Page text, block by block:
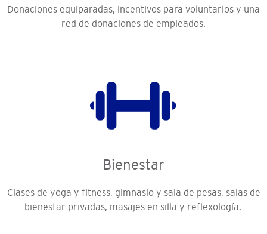
Donaciones equiparadas, incentivos para voluntarios y una
red de donaciones de empleados.
Bienestar
Clases de yoga y fitness, gimnasio y sala de pesas, salas de
bienestar privadas, masajes en silla y reflexología.